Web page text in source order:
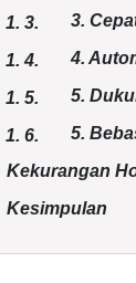
1. 3. 3.
1.4. 4.
1. 5. 5.
1. 6. 5.
Kekurangan
Kesimpulan